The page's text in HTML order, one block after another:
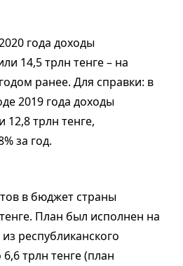
года доходы
14,5 трлн тенге – на
ранее. Для справки: в
2019 года доходы
12,8 трлн тенге,
за год.
в бюджет страны
План был исполнен на
республиканского
трлн тенге (план